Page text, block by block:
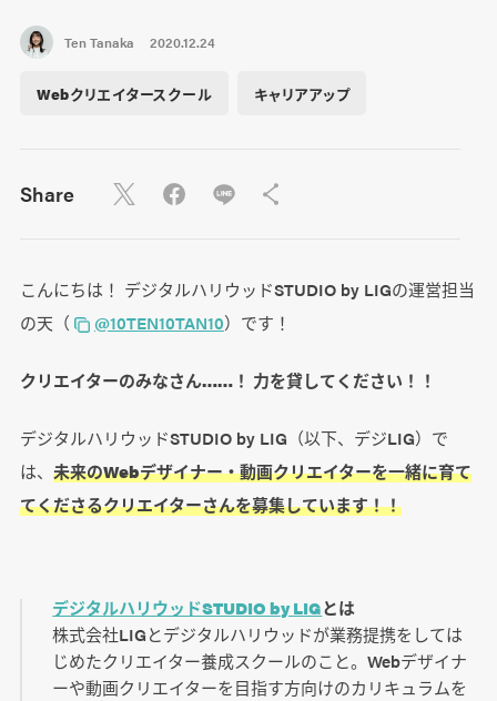
Ten Tanaka 2020.12.24
Webクリエイタースクール キャリアアップ
Share
こんにちは！ デジタルハリウッドSTUDIO by LIGの運営担当
の天（
@10TEN10TAN10）です！
クリエイターのみなさん……！ 力を貸してください！！
デジタルハリウッドSTUDIO by LIG（以下、デジLIG）で
は、 未来のWebデザイナー・動画クリエイターを一緒に育て
てくださるクリエイターさんを募集しています！！
デジタルハリウッドSTUDIO by LIGとは
株式会社LIGとデジタルハリウッドが業務提携をしては
じめたクリエイター養成スクールのこと。Webデザイナ
ーや動画クリエイターを目指す方向けのカリキュラムを